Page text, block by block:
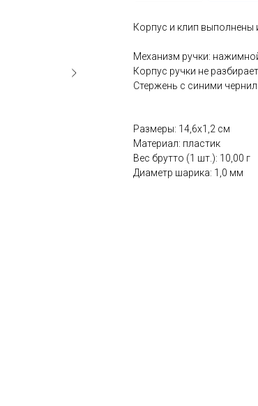
Корпус и клип выполнены
Механизм ручки:
Корпус ручки не
Стержень с синими
Размеры: 14,6x1,2 см
Материал: пластик
Вес брутто (1 шт.): 10,00 г
Диаметр шарика: 1,0 мм